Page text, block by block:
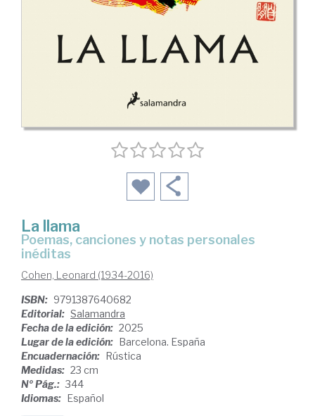
La llama
Poemas, canciones y notas personales
inéditas
Cohen, Leonard (1934-2016)
ISBN: 9791387640682
Editorial: Salamandra
Fecha de la edición: 2025
Lugar de la edición: Barcelona. España
Encuadernación: Rústica
Medidas: 23 cm
Nº Pág.: 344
Idiomas: Español